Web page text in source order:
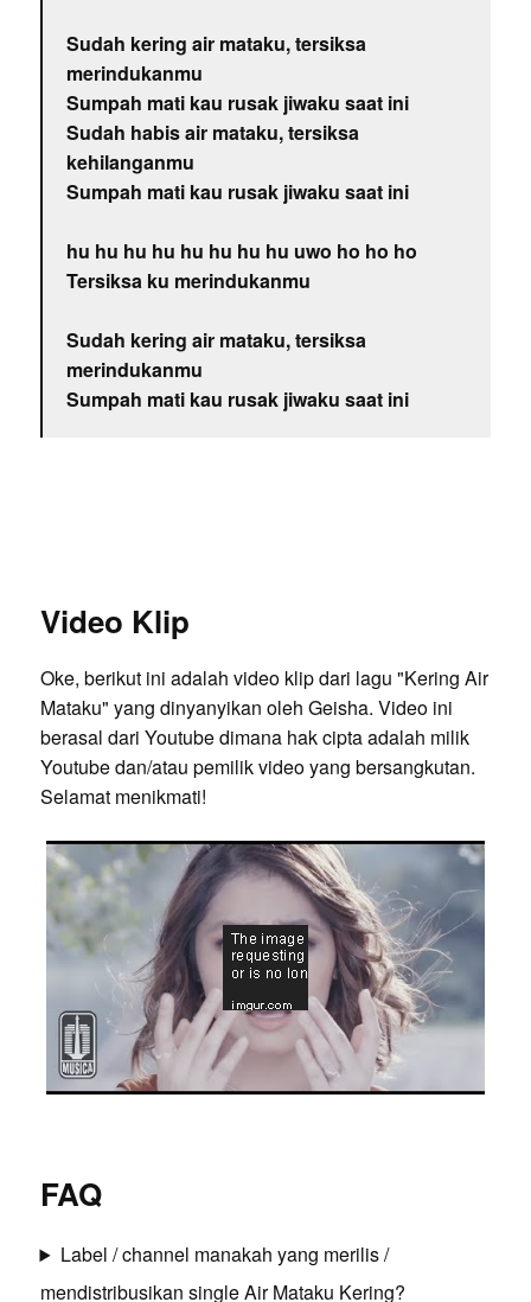
Sudah kering air mataku, tersiksa
merindukanmu
Sumpah mati kau rusak jiwaku saat ini
Sudah habis air mataku, tersiksa
kehilanganmu
Sumpah mati kau rusak jiwaku saat ini
hu hu hu hu hu hu hu hu uwo ho ho ho
Tersiksa ku merindukanmu
Sudah kering air mataku, tersiksa
merindukanmu
Sumpah mati kau rusak jiwaku saat ini
Video Klip
Oke, berikut ini adalah video klip dari lagu "Kering Air
Mataku" yang dinyanyikan oleh Geisha. Video ini
berasal dari Youtube dimana hak cipta adalah milik
Youtube dan/atau pemilik video yang bersangkutan.
Selamat menikmati!
FAQ
Label / channel manakah yang merilis /
mendistribusikan single Air Mataku Kering?